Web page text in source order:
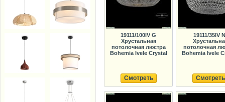
19111/100IV G
Хрустальная
потолочная люстра
Bohemia Ivele Crystal
Смотреть
19111/35IV
потолочная
Bohemia Ivele
Смотреть